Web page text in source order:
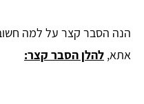
הנה הסבר קצר על למה
אתא, להלן הסבר קצר: